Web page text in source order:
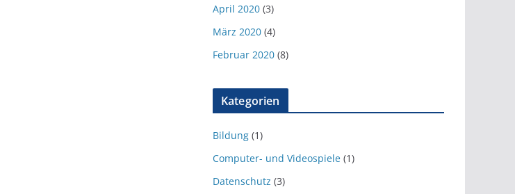
April 2020 (3)
März 2020 (4)
Februar 2020 (8)
Kategorien
Bildung (1)
Computer- und Videospiele (1)
Datenschutz (3)